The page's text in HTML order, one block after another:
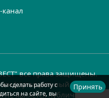
все права защищены.
информационный характер
не является публичной
сделать работу с
на сайте, вы
Принять